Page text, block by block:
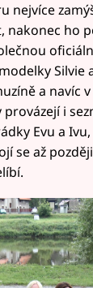
nejvíce
ho
Silvie
a navíc
i
Evu a
se až